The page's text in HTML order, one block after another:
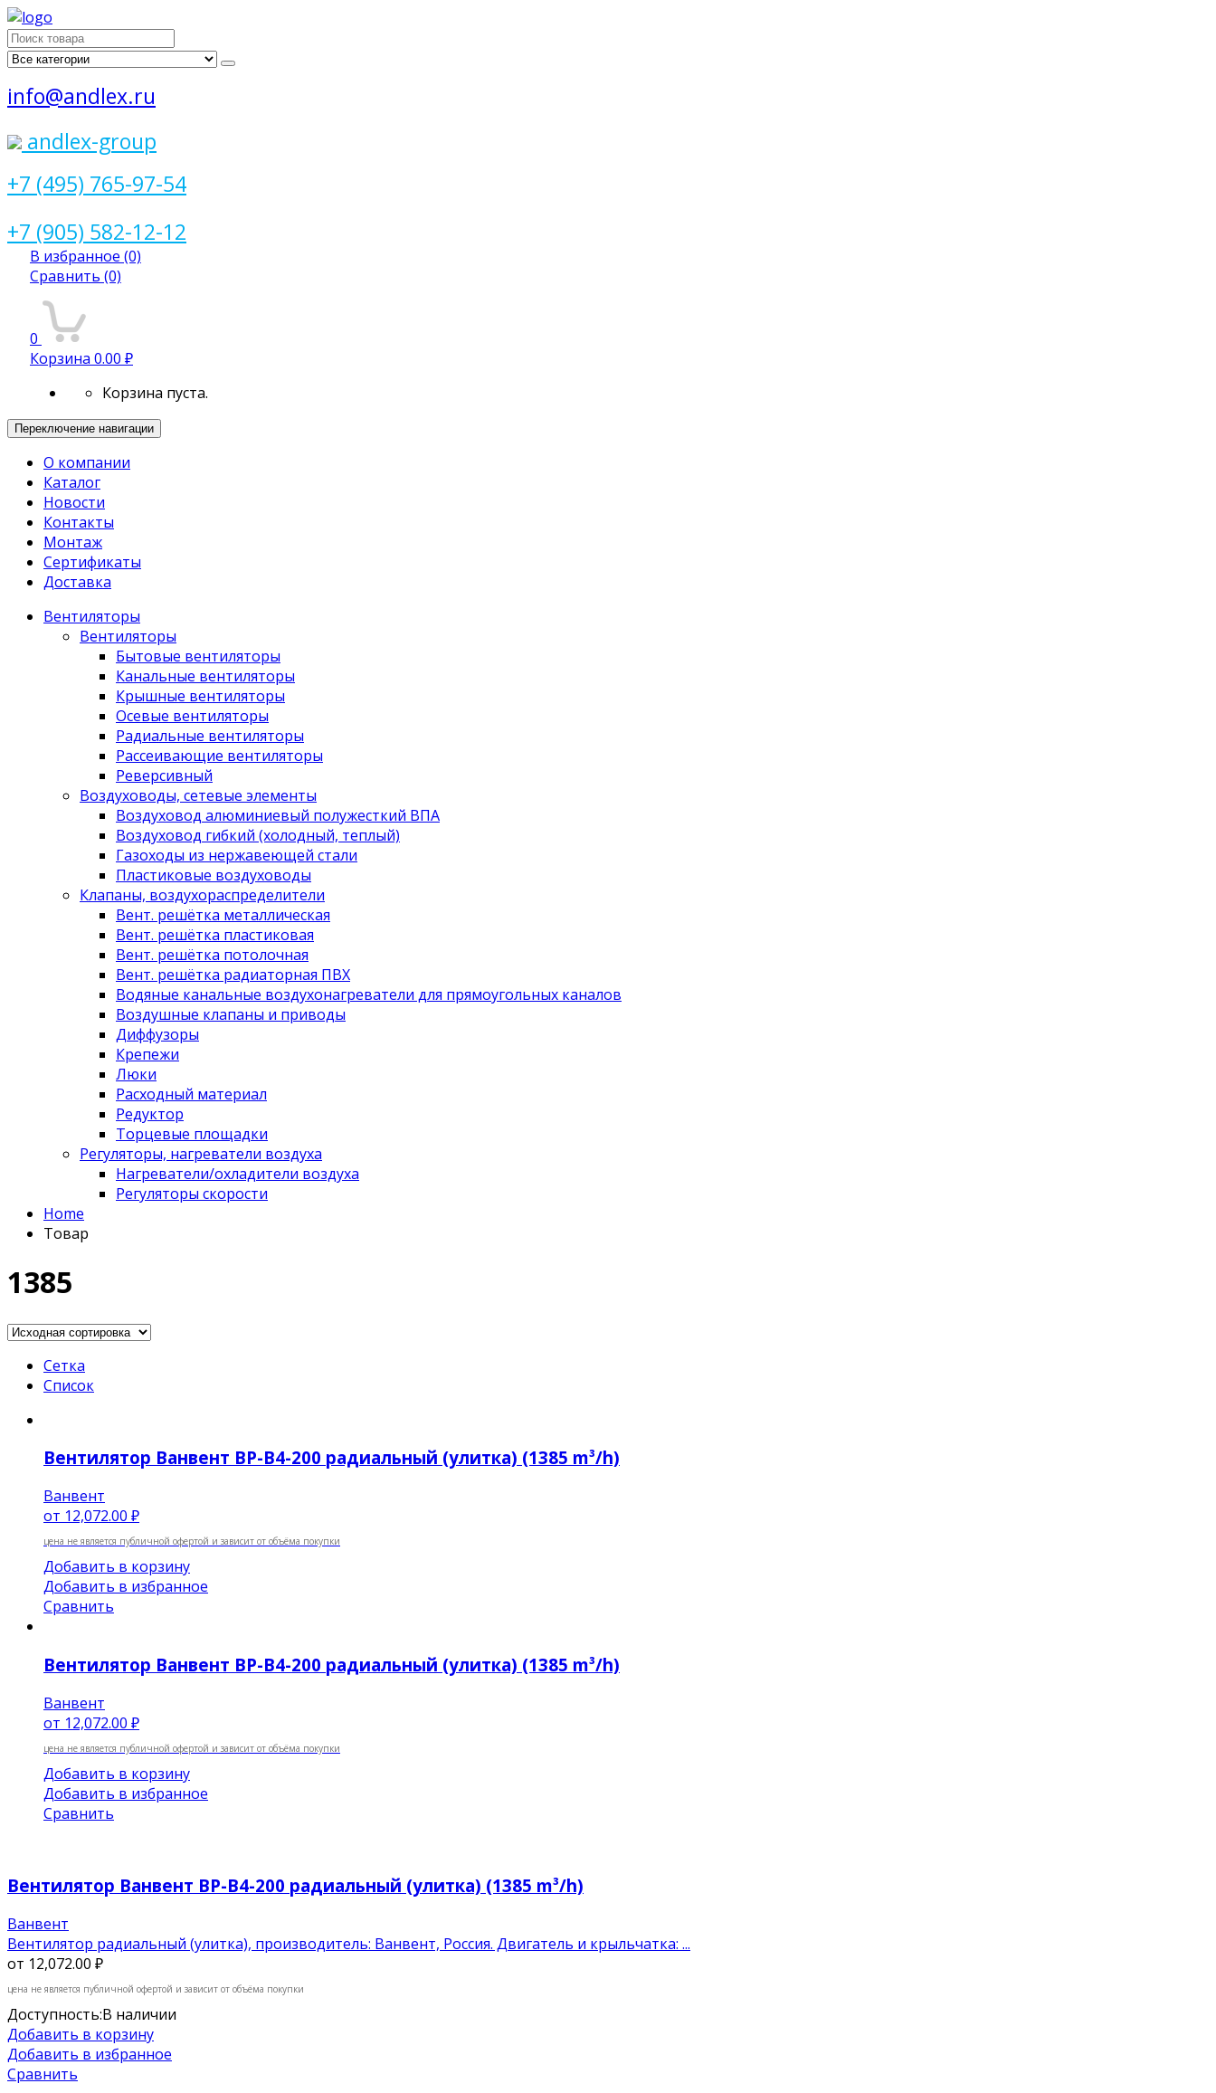
Поиск
для:
info@andlex.ru
andlex-group
+7 (495) 765-97-54
+7 (905) 582-12-12
В избранное (0)
Сравнить (0)
0
Корзина 0.00 ₽
Корзина пуста.
Переключение навигации
О компании
Каталог
Новости
Контакты
Монтаж
Сертификаты
Доставка
Вентиляторы
Вентиляторы
Бытовые вентиляторы
Канальные вентиляторы
Крышные вентиляторы
Осевые вентиляторы
Радиальные вентиляторы
Рассеивающие вентиляторы
Реверсивный
Воздуховоды, сетевые элементы
Воздуховод алюминиевый полужесткий ВПА
Воздуховод гибкий (холодный, теплый)
Газоходы из нержавеющей стали
Пластиковые воздуховоды
Клапаны, воздухораспределители
Вент. решётка металлическая
Вент. решётка пластиковая
Вент. решётка потолочная
Вент. решётка радиаторная ПВХ
Водяные канальные воздухонагреватели для прямоугольных каналов
Воздушные клапаны и приводы
Диффузоры
Крепежи
Люки
Расходный материал
Редуктор
Торцевые площадки
Регуляторы, нагреватели воздуха
Нагреватели/охладители воздуха
Регуляторы скорости
Home
Товар
1385
Сетка
Список
Вентилятор Ванвент ВР-В4-200 радиальный (улитка) (1385 m³/h)
Ванвент
от 12,072.00 ₽
цена не является публичной офертой и зависит от объёма покупки
Добавить в корзину
Добавить в избранное
Сравнить
Вентилятор Ванвент ВР-В4-200 радиальный (улитка) (1385 m³/h)
Ванвент
от 12,072.00 ₽
цена не является публичной офертой и зависит от объёма покупки
Добавить в корзину
Добавить в избранное
Сравнить
Вентилятор Ванвент ВР-В4-200 радиальный (улитка) (1385 m³/h)
Ванвент
Вентилятор радиальный (улитка), производитель: Ванвент, Россия. Двигатель и крыльчатка: ...
от 12,072.00 ₽
цена не является публичной офертой и зависит от объёма покупки
Доступность:В наличии
Добавить в корзину
Добавить в избранное
Сравнить